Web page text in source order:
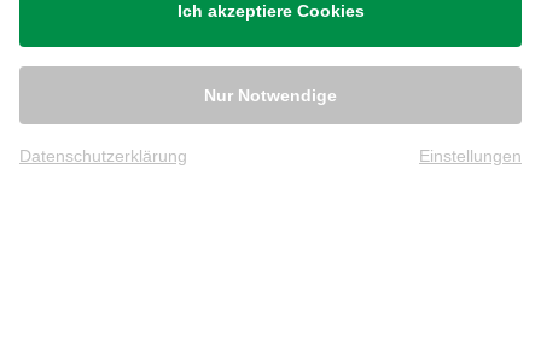
Ich akzeptiere Cookies
Nur Notwendige
Datenschutzerklärung Einstellungen